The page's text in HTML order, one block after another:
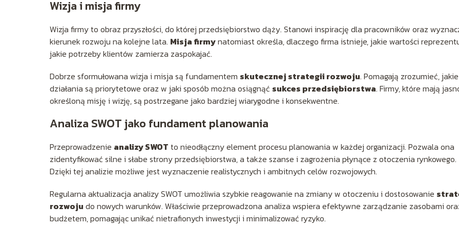
Wizja i misja firmy
Wizja firmy to obraz przyszłości, do której przedsiębiorstwo dąży. Stanowi inspirację dla pracowników oraz
kierunek rozwoju na kolejne lata. Misja firmynatomiast określa, dlaczego firma istnieje, jakie wartości
jakie potrzeby klientów zamierza zaspokajać.
Dobrze sformułowana wizja i misja są fundamentem skutecznej strategii rozwoju. Pomagają zrozumieć, jakie
działania są priorytetowe oraz w jaki sposób można osiągnąć sukces przedsiębiorstwa. Firmy, które mają
określoną misję i wizję, są postrzegane jako bardziej wiarygodne i konsekwentne.
Analiza SWOT jako fundament planowania
Przeprowadzenie analizy SWOT to nieodłączny element procesu planowania w każdej organizacji. Pozwala ona
zidentyfikować silne i słabe strony przedsiębiorstwa, a także szanse i zagrożenia płynące z otoczenia rynkowego.
Dzięki tej analizie możliwe jest wyznaczenie realistycznych i ambitnych celów rozwojowych.
Regularna aktualizacja analizy SWOT umożliwia szybkie reagowanie na zmiany w otoczeniu i dostosowanie
rozwoju do nowych warunków. Właściwie przeprowadzona analiza wspiera efektywne zarządzanie zasobami
budżetem, pomagając unikać nietrafionych inwestycji i minimalizować ryzyko.